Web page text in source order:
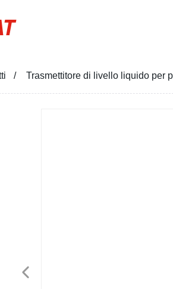
Trasmettitore di livello liquido per